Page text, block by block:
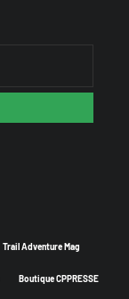
Trail Adventure Mag
Boutique CPPRESSE